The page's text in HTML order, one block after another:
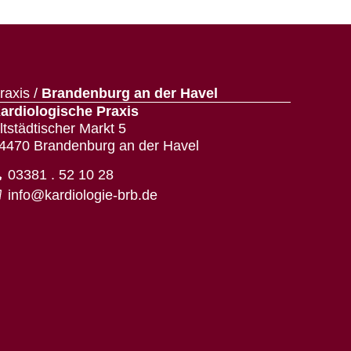
/ Brandenburg an der Havel
Praxis
Markt 5
Brandenburg an der Havel
03381 . 52 10 28
info@kardiologie-brb.de